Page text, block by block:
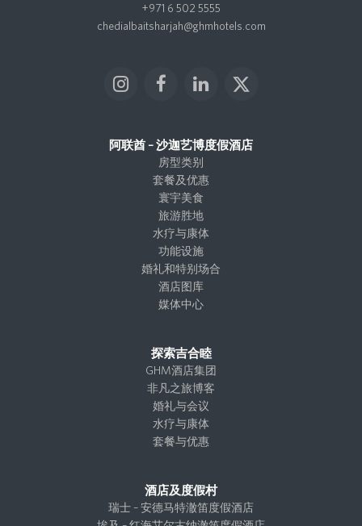
+971 6 502 5555
chedialbaitsharjah@ghmhotels.com
I
t
F
e
b
o
o
k
L
k
e
d
I
n
X
i
阿联酋 – 沙迦艺博度假酒店
房型类别
套餐及优惠
寰宇美食
旅游胜地
水疗与康体
功能设施
婚礼和特别场合
酒店图库
媒体中心
探索吉合睦
GHM酒店集团
非凡之旅博客
婚礼与会议
水疗与康体
套餐与优惠
酒店及度假村
瑞士 – 安德马特澈笛度假酒店